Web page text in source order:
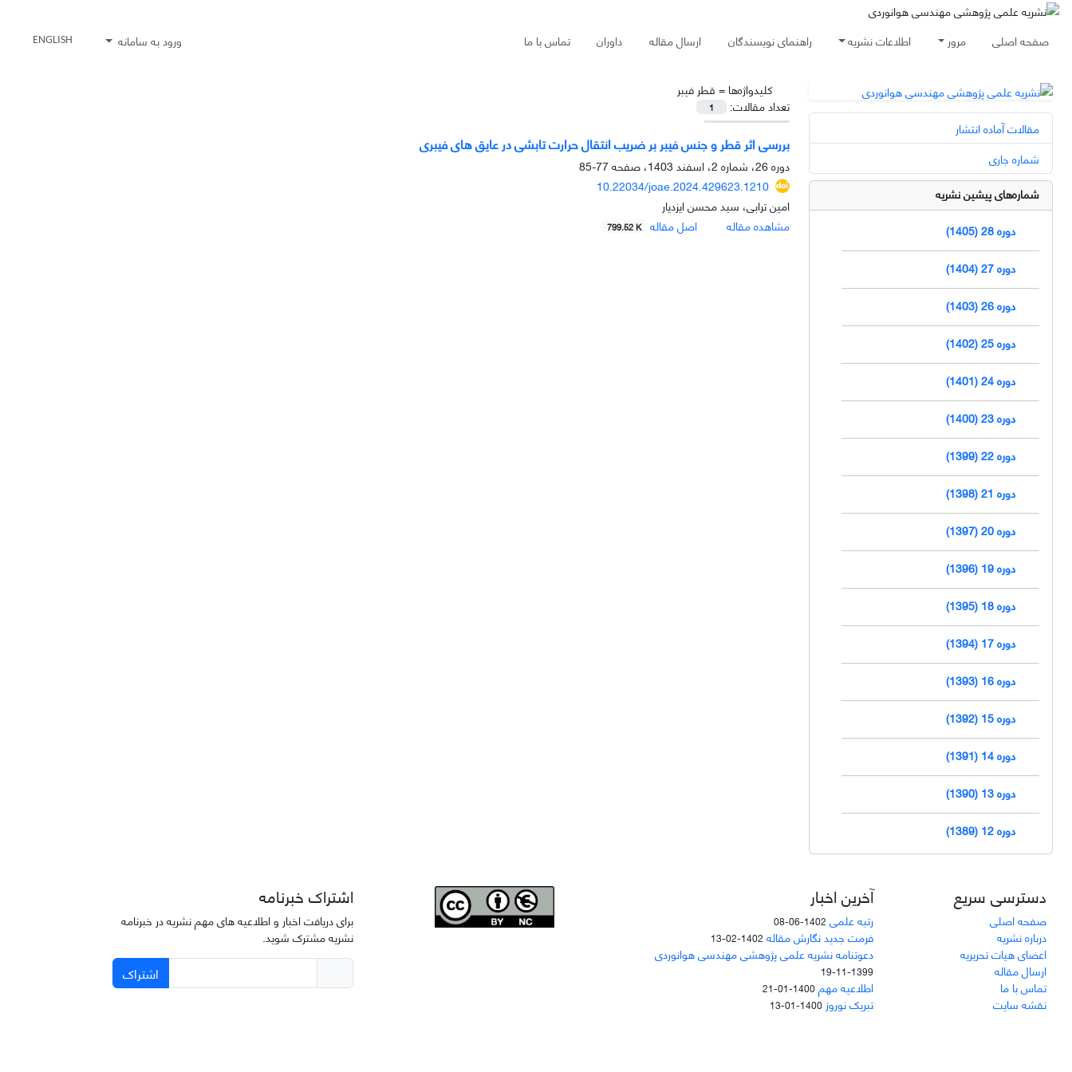
صفحه اصلی مرور اطلاعات نشریه راهنمای نویسندگان ارسال مقاله داوران تماس با ما ورود به سامانه ENGLISH
کلیدواژه‌ها = قطر فیبر
تعداد مقالات:
1
بررسی اثر قطر و جنس فیبر بر ضریب انتقال حرارت تابشی در عایق های فیبری
دوره 26، شماره 2، اسفند 1403، صفحه
77-85
10.22034/joae.2024.429623.1210
امین ترابی، سید محسن ایزدیار
مشاهده مقاله
اصل مقاله 799.52 K
مقالات آماده انتشار
شماره جاری
شماره‌های پیشین نشریه
دوره 28 (1405)
دوره 27 (1404)
دوره 26 (1403)
دوره 25 (1402)
دوره 24 (1401)
دوره 23 (1400)
دوره 22 (1399)
دوره 21 (1398)
دوره 20 (1397)
دوره 19 (1396)
دوره 18 (1395)
دوره 17 (1394)
دوره 16 (1393)
دوره 15 (1392)
دوره 14 (1391)
دوره 13 (1390)
دوره 12 (1389)
دسترسی سریع
صفحه اصلی
درباره نشریه
اعضای هیات تحریریه
ارسال مقاله
تماس با ما
نقشه سایت
آخرین اخبار
رتبه علمی 1402-06-08
فرمت جدید نگارش مقاله 1402-02-13
دعوتنامه نشریه علمی پژوهشی مهندسی هوانوردی
1399-11-19
اطلاعیه مهم1400-01-21
تبریک نوروز 1400-01-13
اشتراک خبرنامه
برای دریافت اخبار و اطلاعیه های مهم نشریه در خبرنامه
نشریه مشترک شوید.
اشتراک